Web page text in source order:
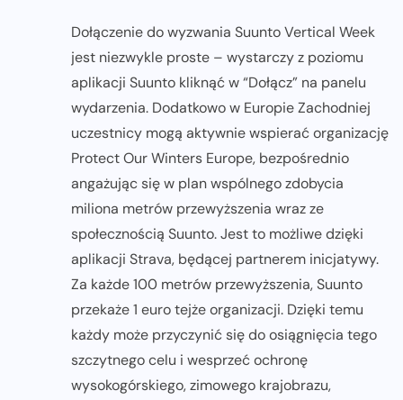
Dołączenie do wyzwania Suunto Vertical Week
jest niezwykle proste – wystarczy z poziomu
aplikacji Suunto kliknąć w “Dołącz” na panelu
wydarzenia. Dodatkowo w Europie Zachodniej
uczestnicy mogą aktywnie wspierać organizację
Protect Our Winters Europe, bezpośrednio
angażując się w plan wspólnego zdobycia
miliona metrów przewyższenia wraz ze
społecznością Suunto. Jest to możliwe dzięki
aplikacji Strava, będącej partnerem inicjatywy.
Za każde 100 metrów przewyższenia, Suunto
przekaże 1 euro tejże organizacji. Dzięki temu
każdy może przyczynić się do osiągnięcia tego
szczytnego celu i wesprzeć ochronę
wysokogórskiego, zimowego krajobrazu,